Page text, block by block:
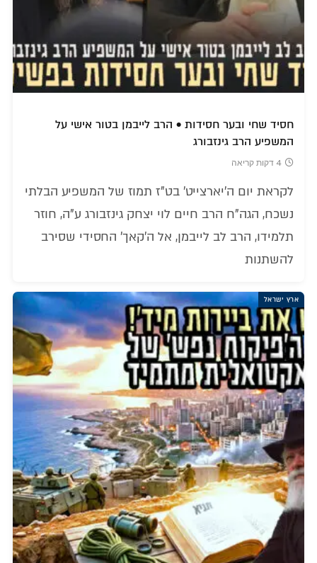
חסיד שחי ובער חסידות • הרב לייבמן בטור אישי על
המשפיע הרב גינזבורג
4 דקות קריאה
לקראת יום ה'יארצייט' בט"ז תמוז של המשפיע הבלתי
נשכח, הגה"ח הרב חיים לוי יצחק גינזבורג ע"ה, חוזר
תלמידו, הרב לב לייבמן, אל ה'קאך' החסידי שסירב
להשתנות
ארץ ישראל